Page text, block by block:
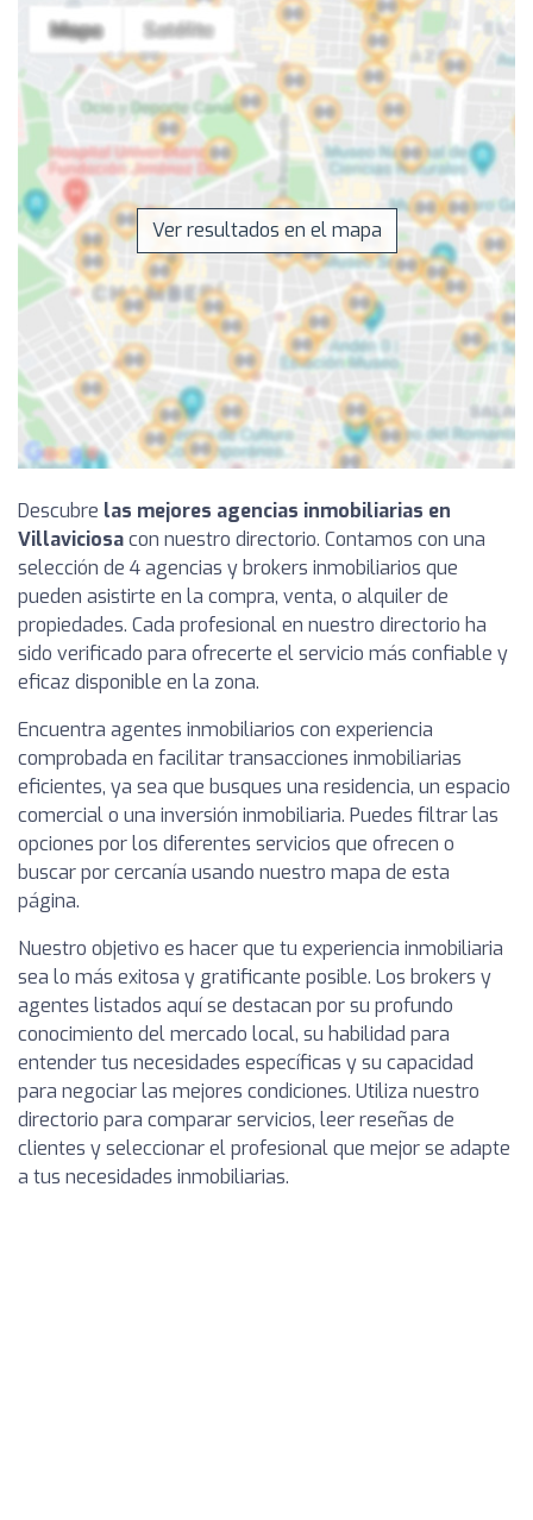
Ver resultados en el mapa
Descubre las mejores agencias inmobiliarias en
Villaviciosacon nuestro directorio. Contamos con una
selección de 4 agencias y brokers inmobiliarios que
pueden asistirte en la compra, venta, o alquiler de
propiedades. Cada profesional en nuestro directorio ha
sido verificado para ofrecerte el servicio más confiable y
eficaz disponible en la zona.
Encuentra agentes inmobiliarios con experiencia
comprobada en facilitar transacciones inmobiliarias
eficientes, ya sea que busques una residencia, un espacio
comercial o una inversión inmobiliaria. Puedes filtrar las
opciones por los diferentes servicios que ofrecen o
buscar por cercanía usando nuestro mapa de esta
página.
Nuestro objetivo es hacer que tu experiencia inmobiliaria
sea lo más exitosa y gratificante posible. Los brokers y
agentes listados aquí se destacan por su profundo
conocimiento del mercado local, su habilidad para
entender tus necesidades específicas y su capacidad
para negociar las mejores condiciones. Utiliza nuestro
directorio para comparar servicios, leer reseñas de
clientes y seleccionar el profesional que mejor se adapte
a tus necesidades inmobiliarias.